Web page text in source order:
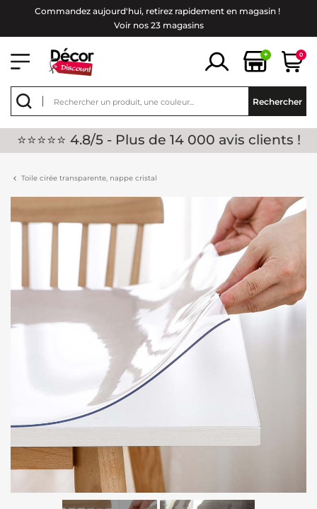
Commandez aujourd'hui, retirez rapidement en magasin !
Voir nos 23 magasins
+ 0
Rechercher
⭐⭐⭐⭐⭐ 4.8/5 - Plus de 14 000 avis clients !
Toile cirée transparente, nappe cristal